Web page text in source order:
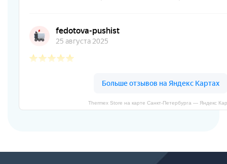
Thermex Store на карте Санкт‑Петербурга — Яндекс